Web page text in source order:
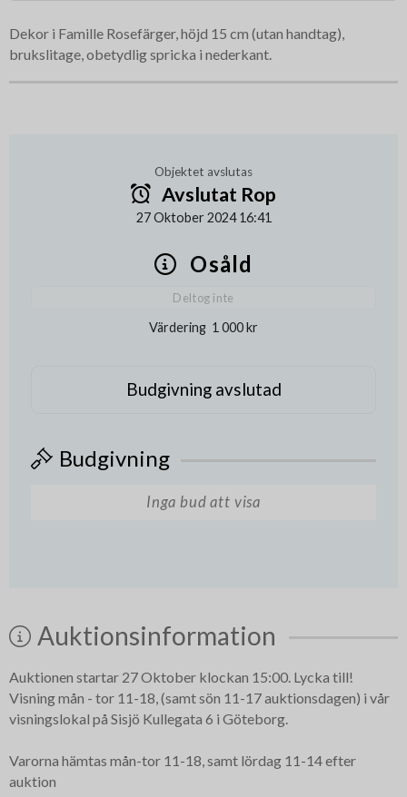
Dekor i Famille Rosefärger, höjd 15 cm (utan handtag),
brukslitage, obetydlig spricka i nederkant.
Objektet avslutas
Avslutat Rop
27 Oktober 2024 16:41
Osåld
Deltog inte
Värdering 1 000 kr
Budgivning avslutad
Budgivning
Inga bud att visa
Auktionsinformation
Auktionen startar 27 Oktober klockan 15:00. Lycka till!
Visning mån - tor 11-18, (samt sön 11-17 auktionsdagen) i vår
visningslokal på Sisjö Kullegata 6 i Göteborg.
Varorna hämtas mån-tor 11-18, samt lördag 11-14 efter
auktion